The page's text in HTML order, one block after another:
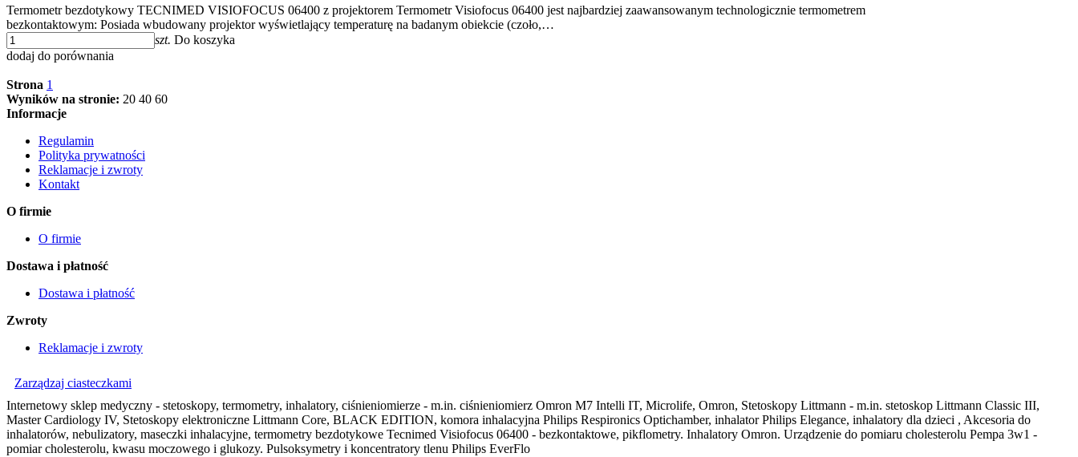
Termometr bezdotykowy TECNIMED VISIOFOCUS 06400 z projektorem Termometr Visiofocus 06400 jest najbardziej zaawansowanym technologicznie termometrem
bezkontaktowym: Posiada wbudowany projektor wyświetlający temperaturę na badanym obiekcie (czoło,…
szt. Do koszyka
dodaj do porównania
Strona 1
Wyników na stronie: 20 40 60
Informacje
Regulamin
Polityka prywatności
Reklamacje i zwroty
Kontakt
O firmie
O firmie
Dostawa i płatność
Dostawa i płatność
Zwroty
Reklamacje i zwroty
Zarządzaj ciasteczkami
Internetowy sklep medyczny - stetoskopy, termometry, inhalatory, ciśnieniomierze - m.in. ciśnieniomierz Omron M7 Intelli IT, Microlife, Omron, Stetoskopy Littmann - m.in. stetoskop Littmann Classic III,
Master Cardiology IV, Stetoskopy elektroniczne Littmann Core, BLACK EDITION, komora inhalacyjna Philips Respironics Optichamber, inhalator Philips Elegance, inhalatory dla dzieci , Akcesoria do
inhalatorów, nebulizatory, maseczki inhalacyjne, termometry bezdotykowe Tecnimed Visiofocus 06400 - bezkontaktowe, pikflometry. Inhalatory Omron. Urządzenie do pomiaru cholesterolu Pempa 3w1 -
pomiar cholesterolu, kwasu moczowego i glukozy. Pulsoksymetry i koncentratory tlenu Philips EverFlo